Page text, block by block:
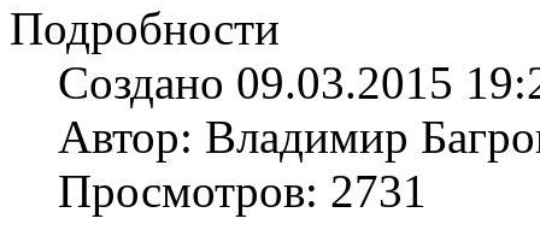
Подробности
Создано 09.03.2015
Автор: Владимир
Просмотров: 2731